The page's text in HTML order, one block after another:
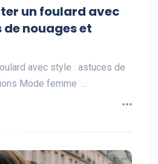
un foulard avec
nouages et
avec style : astuces de
Mode femme ·…